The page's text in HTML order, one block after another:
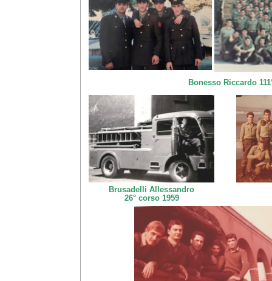
Bonesso Riccardo
Brusadelli Allessandro
26° corso 1959